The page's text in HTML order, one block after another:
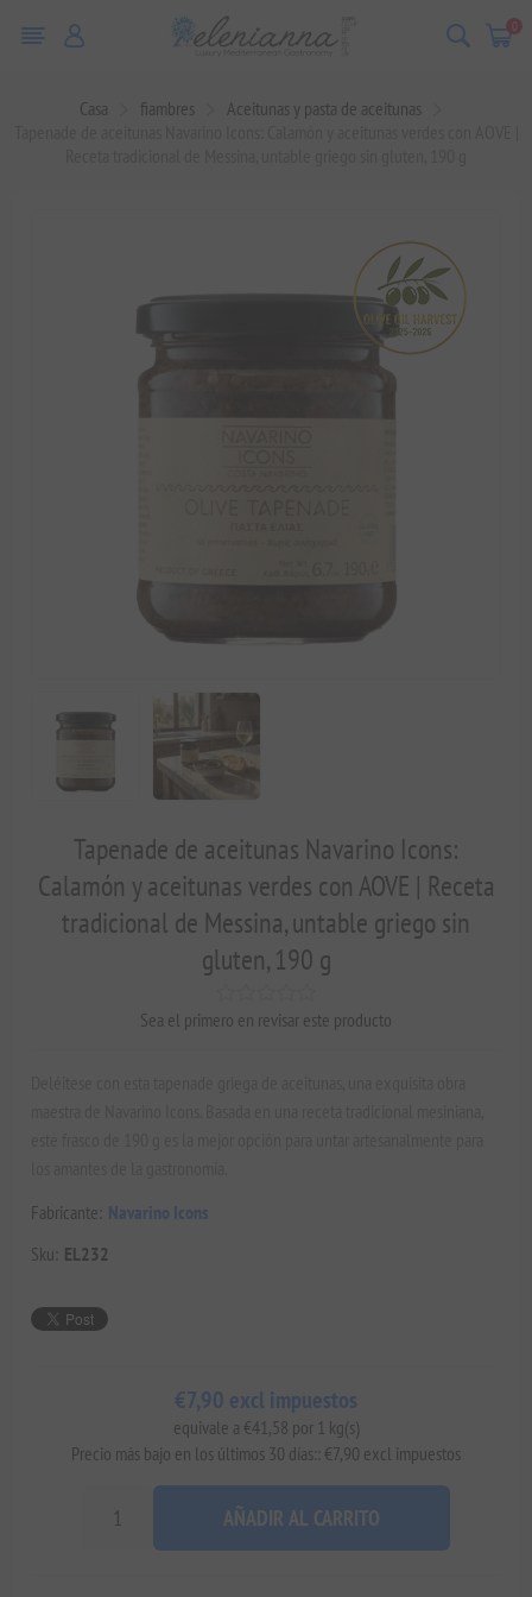
0
Casa fiambres
Aceitunas y pasta de aceitunas
Tapenade de aceitunas Navarino Icons:
Calamón y aceitunas verdes con AOVE | Receta
tradicional de Messina, untable griego sin
gluten, 190 g
Sea el primero en revisar este producto
Fabricante: Navarino Icons
Sku: EL232
€7,90 excl impuestos
equivale a €41,58 por 1 kg(s)
Precio más bajo en los últimos 30 días:: €7,90 excl impuestos
AÑADIR AL CARRITO